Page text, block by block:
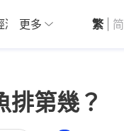
01深圳 觀點
更多 繁 简
第幾？